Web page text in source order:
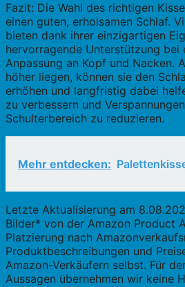
Fazit: Die Wahl des richtigen
einen guten, erholsamen Schlaf.
bieten dank ihrer einzigartigen
hervorragende Unterstützung bei
Anpassung an Kopf und Nacken.
höher liegen, können sie den
erhöhen und langfristig dabei
zu verbessern und
Schulterbereich zu reduzieren.
Mehr entdecken:
Letzte Aktualisierung am
Bilder* von der Amazon Product
Platzierung nach
Produktbeschreibungen und
Amazon-Verkäufern selbst. Für
Aussagen übernehmen wir keine